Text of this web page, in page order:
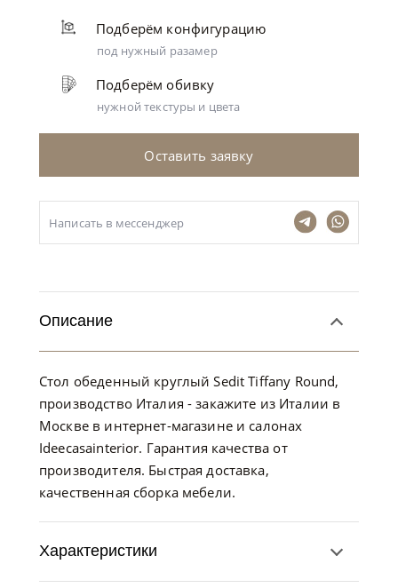
Подберём конфигурацию
под нужный разамер
Подберём обивку
нужной текстуры и цвета
Оставить заявку
Написать в мессенджер
Описание
Стол обеденный круглый Sedit Tiffany Round,
производство Италия - закажите из Италии в
Москве в интернет-магазине и салонах
Ideecasainterior. Гарантия качества от
производителя. Быстрая доставка,
качественная сборка мебели.
Характеристики